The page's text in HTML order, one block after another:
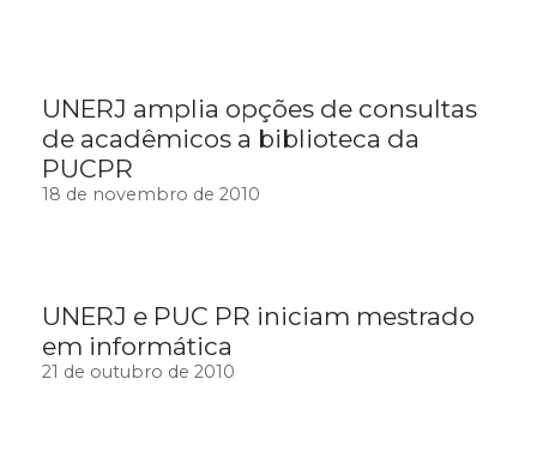
UNERJ amplia opções de consultas
de acadêmicos a biblioteca da
PUCPR
18 de novembro de 2010
UNERJ e PUC PR iniciam mestrado
em informática
21 de outubro de 2010